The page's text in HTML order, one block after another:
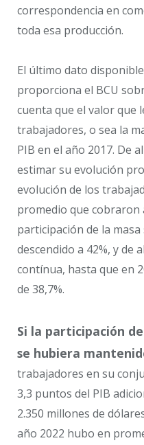
correspondencia en
toda esa producción.
El último dato
proporciona el BCU
cuenta que el valor que
trabajadores, o sea la
PIB en el año 2017. De
estimar su evolución
evolución de los
promedio que cobraron
participación de la
descendido a 42%, y de
contínua, hasta que en
de 38,7%.
Si la participación
se hubiera
trabajadores en su
3,3 puntos del PIB
2.350 millones de
año 2022 hubo en